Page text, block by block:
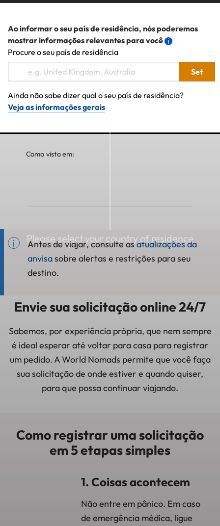
Ao informar o seu país de residência, nós poderemos
mostrar informações relevantes para você
Procure o seu país de residência
Set
Ainda não sabe dizer qual o seu país de residência?
Veja as informações gerais
Please select your country of residence
Como visto em:
Antes de viajar, consulte asatualizações da
anvisasobre alertas e restrições para seu
destino.
Envie sua solicitação online 24/7
Sabemos, por experiência própria, que nem sempre
é ideal esperar até voltar para casa para registrar
um pedido. A World Nomads permite que você faça
sua solicitação de onde estiver e quando quiser,
para que possa continuar viajando.
Como registrar uma solicitação
em 5 etapas simples
1. Coisas acontecem
Não entre em pânico. Em caso
de emergência médica, ligue